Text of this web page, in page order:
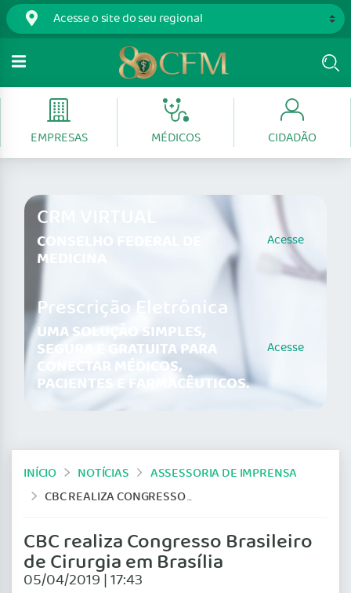
EMPRESAS MÉDICOS CIDADÃO
CRM VIRTUAL
CONSELHO FEDERAL DE
MEDICINA
Acesse
Prescrição Eletrônica
UMA SOLUÇÃO SIMPLES,
SEGURA E GRATUITA PARA
CONECTAR MÉDICOS,
PACIENTES E FARMACÊUTICOS.
Acesse
INÍCIO NOTÍCIAS
ASSESSORIA DE IMPRENSA
CBC REALIZA CONGRESSO BRASILEIRO DE CIRURGIA EM BRASÍLIA
CBC realiza Congresso Brasileiro
de Cirurgia em Brasília
05/04/2019 | 17:43